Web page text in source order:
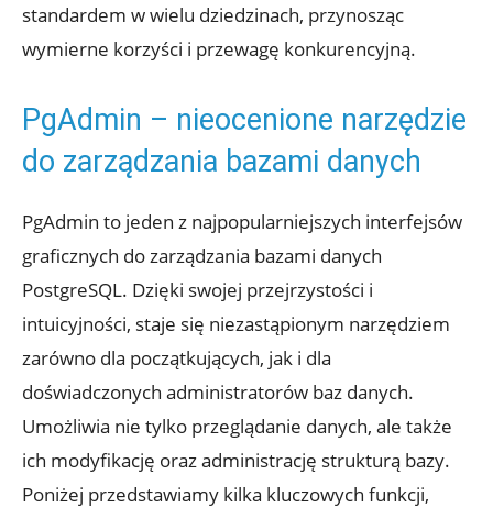
standardem w ​wielu ​dziedzinach,⁣ przynosząc
wymierne korzyści i przewagę konkurencyjną.
PgAdmin – ‍nieocenione narzędzie
do zarządzania bazami danych
PgAdmin to jeden z najpopularniejszych interfejsów
graficznych do‌ zarządzania bazami danych⁢
PostgreSQL.⁢ Dzięki swojej przejrzystości i
intuicyjności, staje ‍się niezastąpionym narzędziem
zarówno⁢ dla początkujących, jak i dla
doświadczonych⁤ administratorów baz danych. ​
Umożliwia nie ⁣tylko przeglądanie danych, ale​ także
ich modyfikację ⁢oraz administrację strukturą‌ bazy.
Poniżej przedstawiamy ⁢kilka kluczowych ‌funkcji,